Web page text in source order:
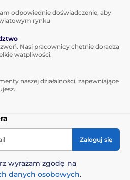
odpowiednie doświadczenie, aby
rynku
Nasi pracownicy chętnie doradzą
wątpliwości.
naszej działalności, zapewniające
Zaloguj się
wyrażam zgodę na
danych osobowych.